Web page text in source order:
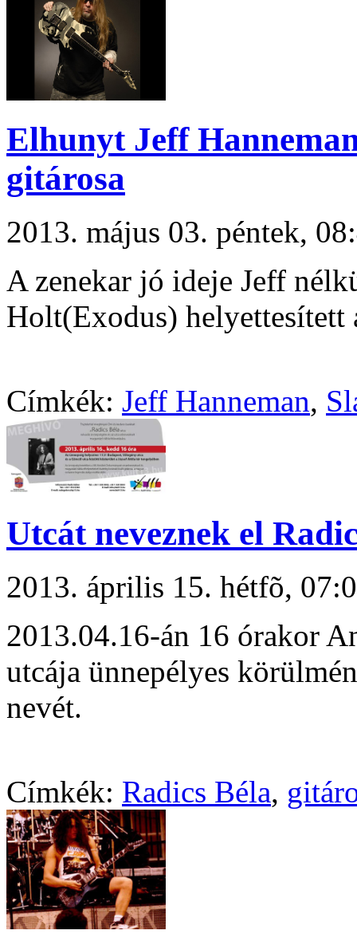
Elhunyt Jeff
gitárosa
2013. május 03. péntek,
A zenekar jó ideje Jeff
Holt(Exodus) helyettesített
Címkék: Jeff Hanneman,
Utcát neveznek el
2013. április 15. hétfõ,
2013.04.16-án 16 órakor
utcája ünnepélyes
nevét.
Címkék: Radics Béla,